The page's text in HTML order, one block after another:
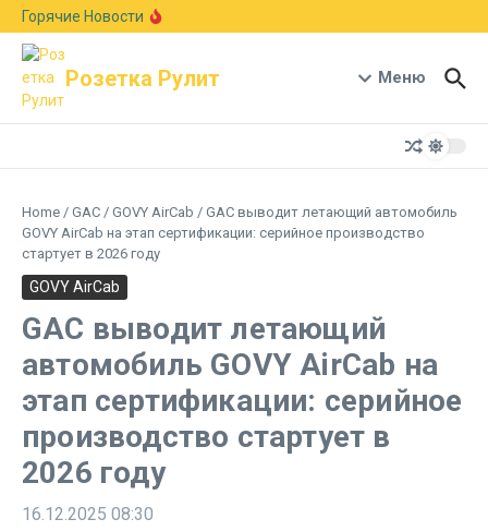
Перейти к содержанию
Горячие Новости
кроссовер X5 с мотором B58 и запасом хода
1000 км
Розетка Рулит Меню
Home / GAC / GOVY AirCab / GAC выводит летающий автомобиль
GOVY AirCab на этап сертификации: серийное производство
стартует в 2026 году
GOVY AirCab
GAC выводит летающий
автомобиль GOVY AirCab на
этап сертификации: серийное
производство стартует в
2026 году
16.12.2025 08:30